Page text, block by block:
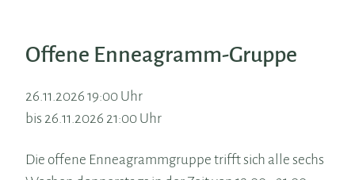
Offene Enneagramm-Gruppe
26.11.2026 19:00 Uhr
bis 26.11.2026 21:00 Uhr
Die offene Enneagrammgruppe trifft sich alle sechs